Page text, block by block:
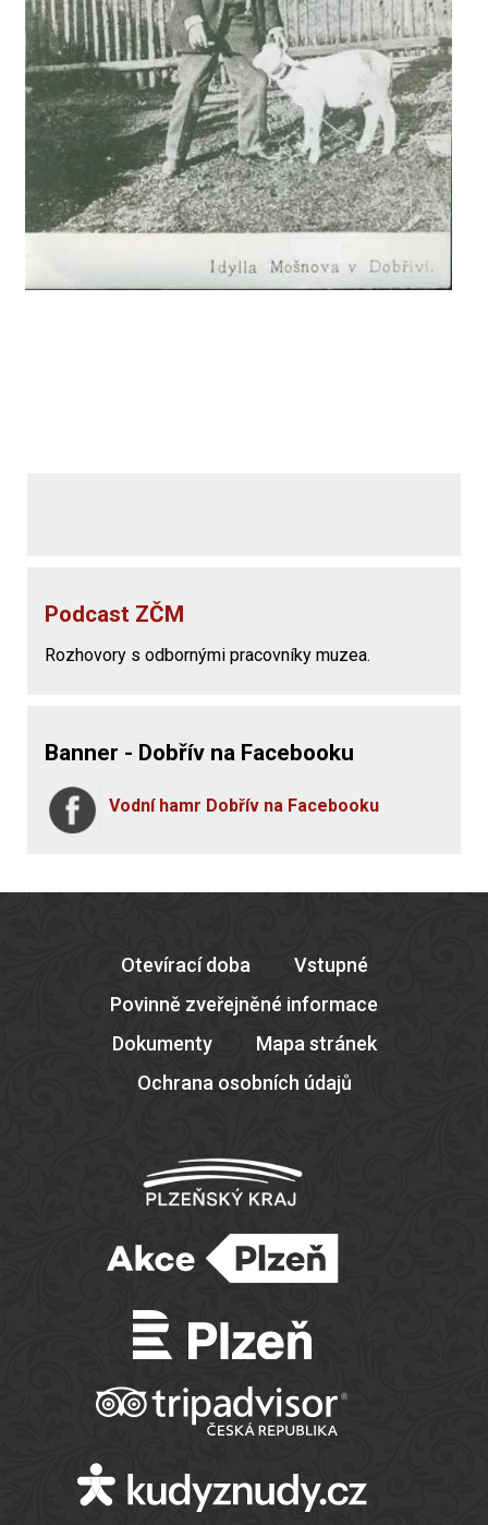
Podcast ZČM
Rozhovory s odbornými pracovníky muzea.
Banner - Dobřív na Facebooku
Vodní hamr Dobřív na Facebooku
Otevírací doba
Vstupné
Povinně zveřejněné informace
Dokumenty
Mapa stránek
Ochrana osobních údajů